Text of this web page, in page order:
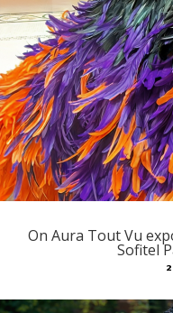
On Aura Tout Vu
Sofitel